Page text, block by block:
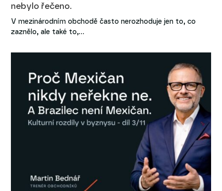
nebylo řečeno.
V mezinárodním obchodě často nerozhoduje jen to, co
zaznělo, ale také to,…